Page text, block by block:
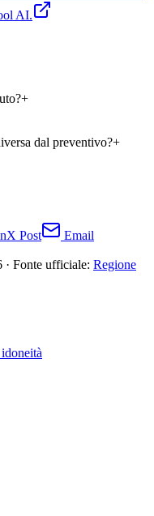
AI.
+
dal preventivo?+
X Post Email
· Fonte ufficiale: Regione
idoneità